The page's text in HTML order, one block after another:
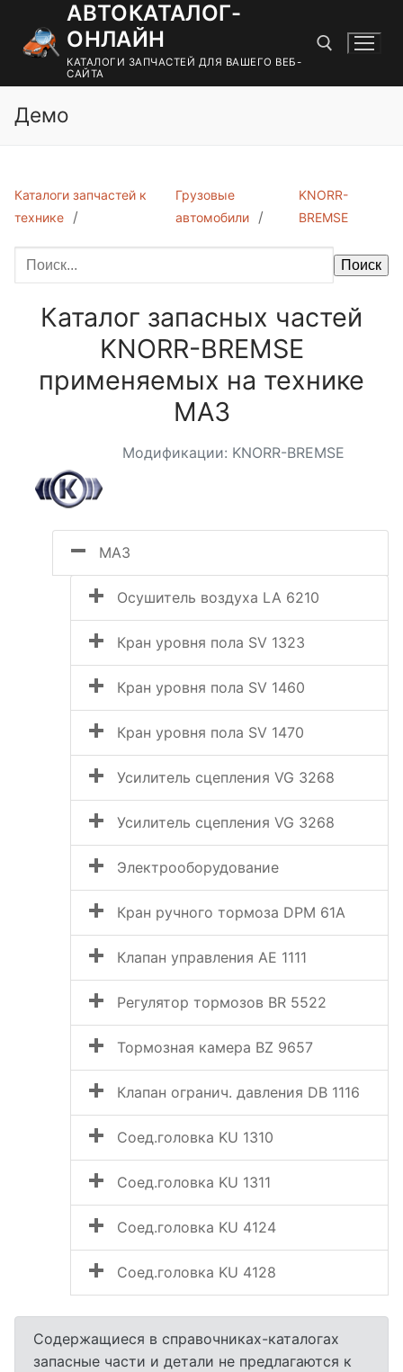
содержимому
АВТОКАТАЛОГ-
ОНЛАЙН
КАТАЛОГИ ЗАПЧАСТЕЙ ДЛЯ ВАШЕГО ВЕБ-
САЙТА
Демо
Каталоги запчастей к
технике
Грузовые
автомобили
KNORR-
BREMSE
Поиск
Каталог запасных частей
KNORR-BREMSE
применяемых на технике
МАЗ
Модификации: KNORR-BREMSE
МАЗ
Осушитель воздуха LA 6210
Кран уровня пола SV 1323
Кран уровня пола SV 1460
Кран уровня пола SV 1470
Усилитель сцепления VG 3268
Усилитель сцепления VG 3268
Электрооборудование
Кран ручного тормоза DPM 61A
Клапан управления АЕ 1111
Регулятор тормозов BR 5522
Тормозная камера BZ 9657
Клапан огранич. давления DB 1116
Соед.головка KU 1310
Соед.головка KU 1311
Соед.головка KU 4124
Соед.головка KU 4128
Содержащиеся в справочниках-каталогах
запасные части и детали не предлагаются к